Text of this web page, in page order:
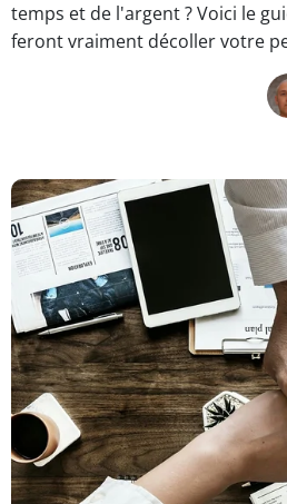
temps et de l'argent ? Voici le
feront vraiment décoller votre